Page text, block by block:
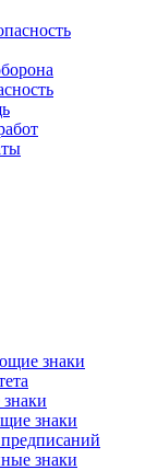
знаки
знаки
знаки